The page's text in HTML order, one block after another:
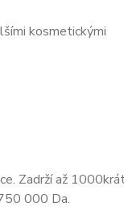
kosmetickými
Zadrží až
000 Da.